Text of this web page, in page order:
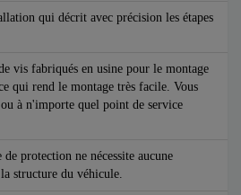
qui décrit avec précision les étapes
vis fabriqués en usine pour le montage
qui rend le montage très facile. Vous
à n'importe quel point de service
protection ne nécessite aucune
structure du véhicule.